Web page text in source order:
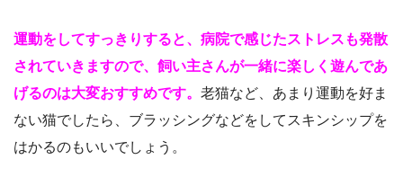
運動をしてすっきりすると、病院で感じたストレスも発散
されていきますので、飼い主さんが一緒に楽しく遊んであ
げるのは大変おすすめです。 老猫など、あまり運動を好ま
ない猫でしたら、ブラッシングなどをしてスキンシップを
はかるのもいいでしょう。